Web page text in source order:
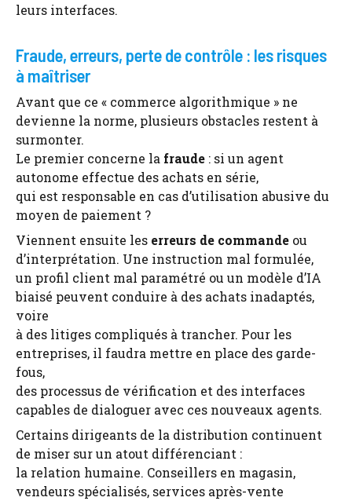
leurs interfaces.
Fraude, erreurs, perte de contrôle : les risques
à maîtriser
Avant que ce « commerce algorithmique » ne
devienne la norme, plusieurs obstacles restent à
surmonter.
Le premier concerne la fraude : si un agent
autonome effectue des achats en série,
qui est responsable en cas d’utilisation abusive du
moyen de paiement ?
Viennent ensuite les erreurs de commande ou
d’interprétation. Une instruction mal formulée,
un profil client mal paramétré ou un modèle d’IA
biaisé peuvent conduire à des achats inadaptés,
voire
à des litiges compliqués à trancher. Pour les
entreprises, il faudra mettre en place des garde-
fous,
des processus de vérification et des interfaces
capables de dialoguer avec ces nouveaux agents.
Certains dirigeants de la distribution continuent
de miser sur un atout différenciant :
la relation humaine. Conseillers en magasin,
vendeurs spécialisés, services après-vente